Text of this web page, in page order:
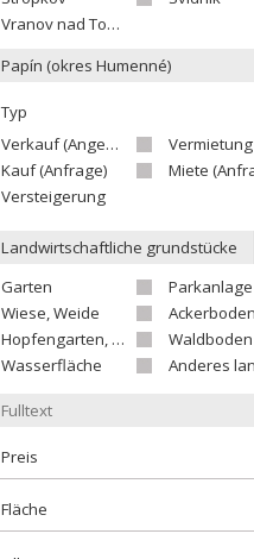
Vranov nad Topľou
Typ
Verkauf (Angebot)
Vermietung
Kauf (Anfrage)
Miete
Versteigerung
Landwirtschaftliche grundstücke
Garten
Parkanlage
Wiese, Weide
Ackerboden
Hopfengarten, Weingarten
Waldboden
Wasserfläche
Anderes landwirtschaftliches
Preis
Fläche